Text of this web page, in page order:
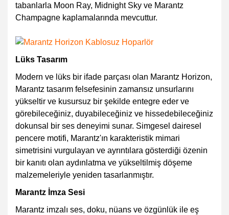
tabanlarla Moon Ray, Midnight Sky ve Marantz
Champagne kaplamalarında mevcuttur.
Lüks Tasarım
Modern ve lüks bir ifade parçası olan Marantz Horizon,
Marantz tasarım felsefesinin zamansız unsurlarını
yükseltir ve kusursuz bir şekilde entegre eder ve
görebileceğiniz, duyabileceğiniz ve hissedebileceğiniz
dokunsal bir ses deneyimi sunar. Simgesel dairesel
pencere motifi, Marantz'ın karakteristik mimari
simetrisini vurgulayan ve ayrıntılara gösterdiği özenin
bir kanıtı olan aydınlatma ve yükseltilmiş döşeme
malzemeleriyle yeniden tasarlanmıştır.
Marantz İmza Sesi
Marantz imzalı ses, doku, nüans ve özgünlük ile eş